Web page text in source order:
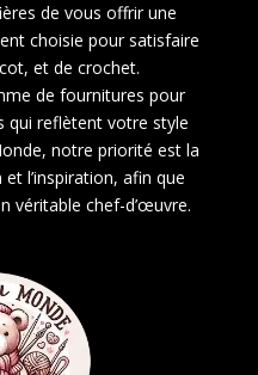
de vous offrir une
choisie pour satisfaire
et de crochet.
de fournitures pour
qui reflètent votre style
notre priorité est la
l’inspiration, afin que
véritable chef-d’œuvre.